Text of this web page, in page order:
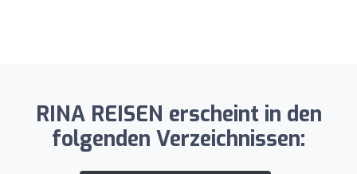
RINA REISEN erscheint in den
folgenden Verzeichnissen: